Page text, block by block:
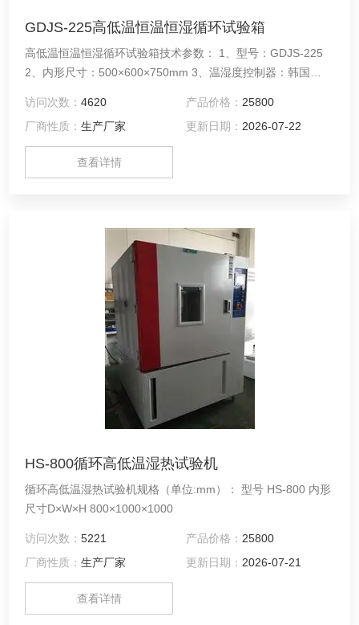
GDJS-225高低温恒温恒湿循环试验箱
高低温恒温恒湿循环试验箱技术参数： 1、型号：GDJS-225
2、内形尺寸：500×600×750mm 3、温湿度控制器：韩国
150℃ 6、湿度范围：30%～98%R.H
访问次数：4620 产品价格： 25800
厂商性质：生产厂家 更新日期： 2026-07-22
查看详情
HS-800循环高低温湿热试验机
循环高低温湿热试验机规格（单位:mm）： 型号 HS-800 内形
尺寸D×W×H 800×1000×1000
访问次数：5221 产品价格： 25800
厂商性质：生产厂家 更新日期： 2026-07-21
查看详情